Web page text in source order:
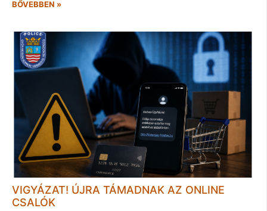
BŐVEBBEN »
VIGYÁZAT! ÚJRA TÁMADNAK AZ ONLINE
CSALÓK